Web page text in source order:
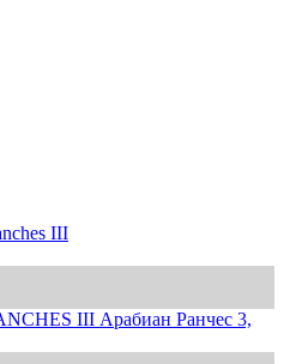
III
III Арабиан Ранчес 3,